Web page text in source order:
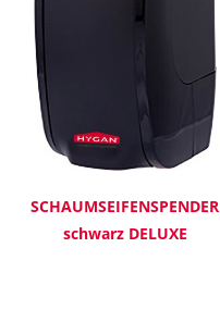
SCHAUMSEIFENSPENDER
schwarz DELUXE